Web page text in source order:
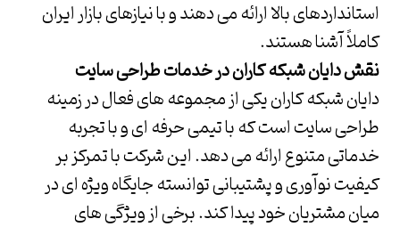
استانداردهای بالا ارائه می دهند و با نیازهای بازار ایران
کاملاً آشنا هستند.
نقش دایان شبکه کاران در خدمات طراحی سایت
دایان شبکه کارانیکی از مجموعه های فعال در زمینه
طراحی سایت است که با تیمی حرفه ای و با تجربه
خدماتی متنوع ارائه می دهد. این شرکت با تمرکز بر
کیفیت نوآوری و پشتیبانی توانسته جایگاه ویژه ای در
میان مشتریان خود پیدا کند. برخی از ویژگی های